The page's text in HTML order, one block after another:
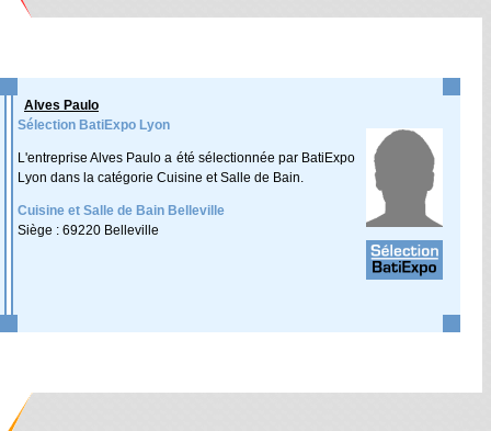
Alves Paulo
Sélection BatiExpo Lyon
L'entreprise Alves Paulo a été sélectionnée par BatiExpo
Lyon dans la catégorie Cuisine et Salle de Bain.
Cuisine et Salle de Bain Belleville
Siège : 69220 Belleville